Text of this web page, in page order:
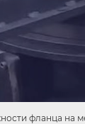
фланца на